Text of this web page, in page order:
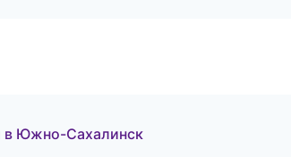
в Южно-Сахалинск